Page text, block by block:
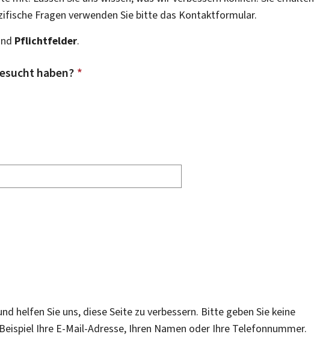
Fragen verwenden Sie bitte das Kontaktformular.
Pflichtfelder.
haben? *
helfen Sie uns, diese Seite zu verbessern. Bitte geben Sie keine
Ihre E-Mail-Adresse, Ihren Namen oder Ihre Telefonnummer.